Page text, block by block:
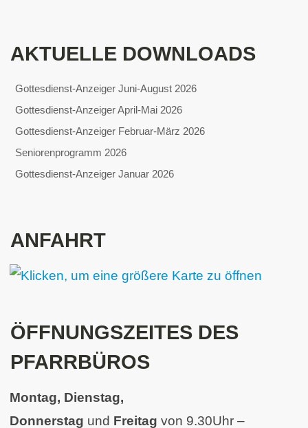
AKTUELLE DOWNLOADS
Gottesdienst-Anzeiger Juni-August 2026
Gottesdienst-Anzeiger April-Mai 2026
Gottesdienst-Anzeiger Februar-März 2026
Seniorenprogramm 2026
Gottesdienst-Anzeiger Januar 2026
ANFAHRT
ÖFFNUNGSZEITES DES
PFARRBÜROS
Montag, Dienstag,
Donnerstag und Freitag von 9.30Uhr –